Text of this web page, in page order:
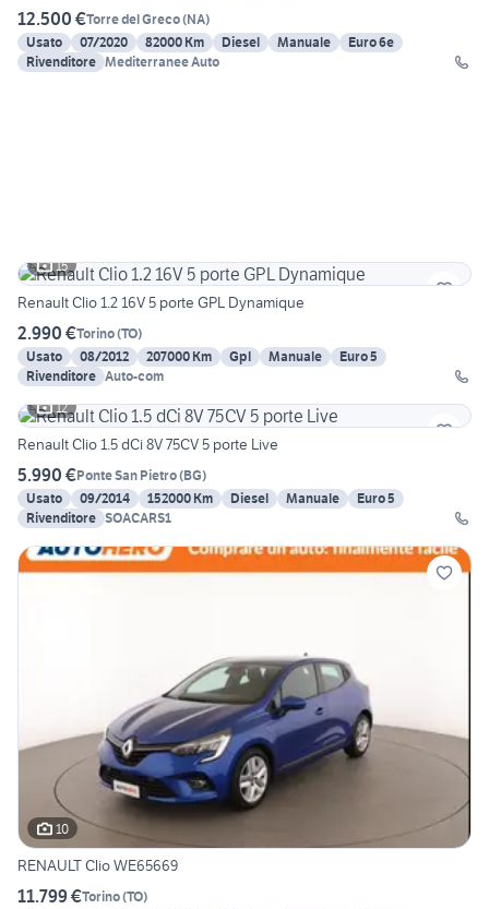
12.500 €Torre del Greco(NA)
Usato
07/2020 82000 Km Diesel Manuale
Euro 6e
Rivenditore Mediterranee Auto
15
Renault Clio 1.2 16V 5 porte GPL Dynamique
2.990 €Torino(TO)
Usato
08/2012 207000 Km Gpl Manuale
Euro 5
Rivenditore Auto-com
12
Renault Clio 1.5 dCi 8V 75CV 5 porte Live
5.990 €Ponte San Pietro(BG)
Usato
09/2014 152000 Km Diesel Manuale
Euro 5
Rivenditore SOACARS1
10
RENAULT Clio WE65669
11.799 €Torino(TO)